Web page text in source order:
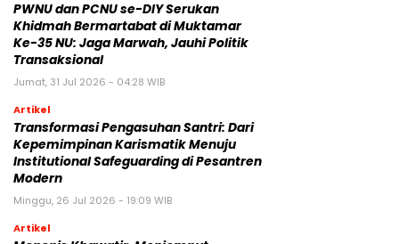
PWNU dan PCNU se-DIY Serukan
Khidmah Bermartabat di Muktamar
Ke-35 NU: Jaga Marwah, Jauhi Politik
Transaksional
Jumat, 31 Jul 2026 - 04:28 WIB
Artikel
Transformasi Pengasuhan Santri: Dari
Kepemimpinan Karismatik Menuju
Institutional Safeguarding di Pesantren
Modern
Minggu, 26 Jul 2026 - 19:09 WIB
Artikel